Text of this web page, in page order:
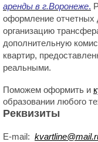
аренды в г.Воронеже.
оформление отчетных
организацию
дополнительную
квартир,
реальными.
Поможем оформить и
образовании любого
Реквизиты
E-mail: